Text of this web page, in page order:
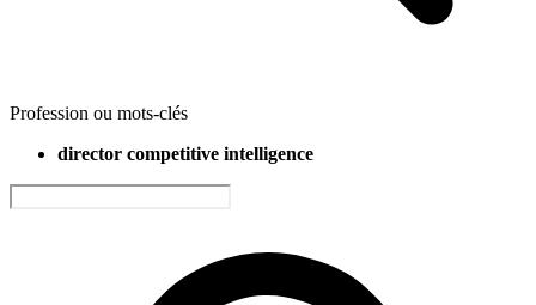
Profession ou mots-clés
director competitive intelligence